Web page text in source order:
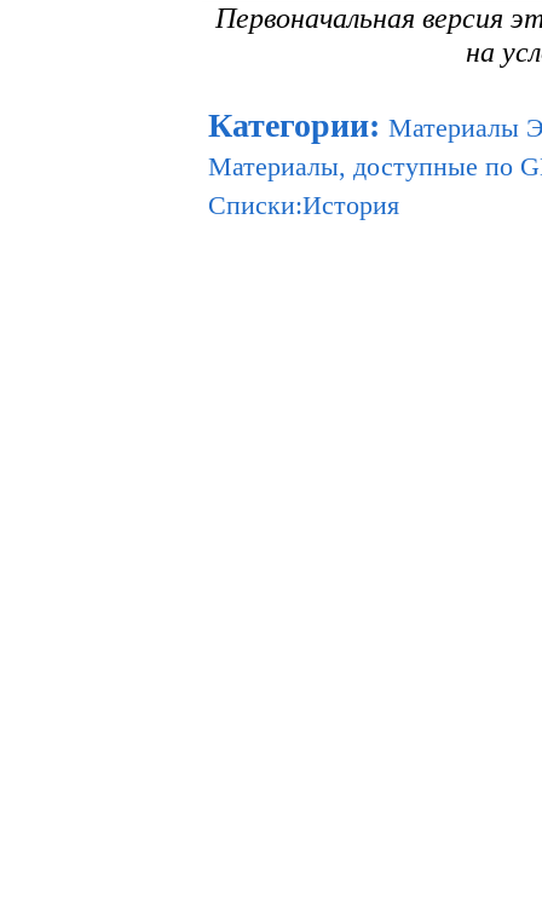
Первоначальная версия
на
Категории: Материалы
Материалы, доступные по
Списки:История